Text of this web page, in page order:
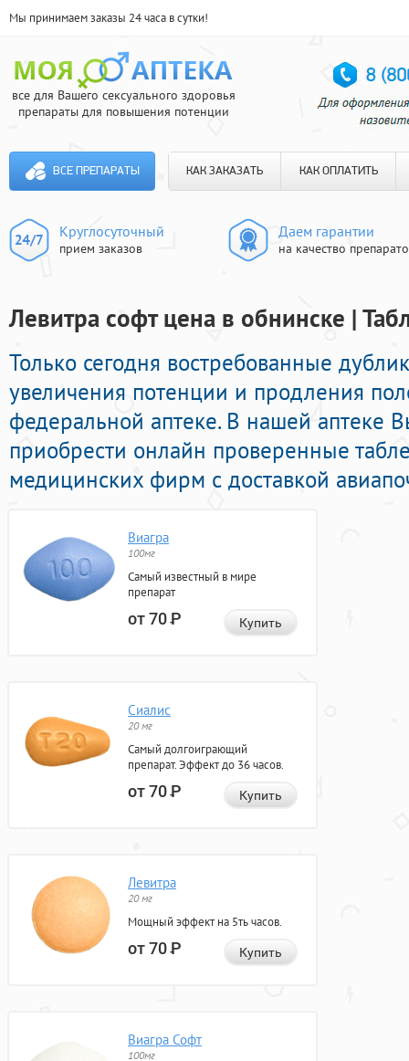
Мы принимаем заказы 24 часа в сутки!
все для Вашего сексуального здоровья
препараты для повышения потенции
ВСЕ ПРЕПАРАТЫ КАК ЗАКАЗАТЬ КАК ОПЛАТИТЬ
Круглосуточный
прием заказов
Даем гарантии
на качество
Левитра софт цена в обнинске |
Только сегодня востребованные
увеличения потенции и продления
федеральной аптеке. В нашей аптеке
приобрести онлайн проверенные
медицинских фирм с доставкой
Виагра
100мг
Самый известный в мире
препарат
от 70Р Купить
Сиалис
20 мг
Самый долгоиграющий
препарат. Эффект до 36 часов.
от 70Р Купить
Левитра
20 мг
Мощный эффект на 5ть часов.
от 70Р Купить
Виагра Софт
100мг